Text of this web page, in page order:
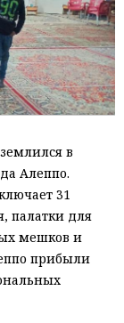
в
Алеппо.
31
палатки для
мешков и
прибыли